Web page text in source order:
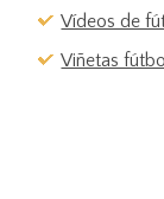
Vídeos de
Viñetas fútbol